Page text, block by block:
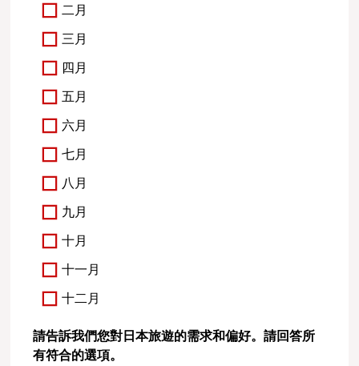
二月
三月
四月
五月
六月
七月
八月
九月
十月
十一月
十二月
請告訴我們您對日本旅遊的需求和偏好。請回答所
有符合的選項。